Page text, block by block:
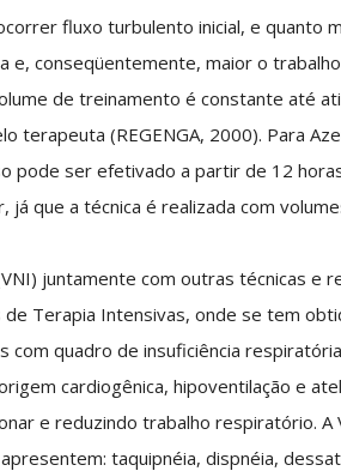
fluxo turbulento inicial, e quanto
e, conseqüentemente, maior o
de treinamento é constante até
terapeuta (REGENGA, 2000). Para
pode ser efetivado a partir de 12
já que a técnica é realizada com
juntamente com outras técnicas e
de Terapia Intensivas, onde se tem
quadro de insuficiência
cardiogênica, hipoventilação e
e reduzindo trabalho respiratório. A
taquipnéia, dispnéia,